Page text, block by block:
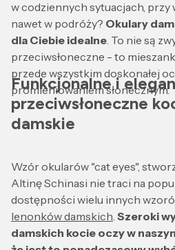
w codziennych sytuacjach, przy
nawet w podróży? Okulary
dla Ciebie idealne. To nie są
przeciwsłoneczne - to
przede wszystkim doskonałej
promieniowaniem słonecznym.
Funkcjonalne i
przeciwsłoneczne
damskie
Wzór okularów "cat eyes",
Altinę Schinasi nie traci na
dostępności wielu innych
lenonków damskich Szeroki
damskich kocie oczy w